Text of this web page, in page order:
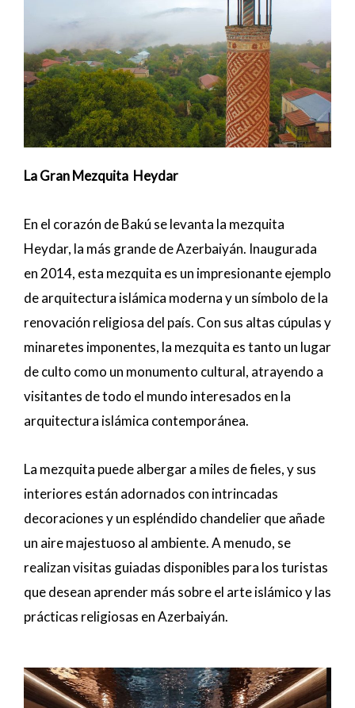
La Gran Mezquita Heydar
En el corazón de Bakú se levanta la mezquita
Heydar, la más grande de Azerbaiyán. Inaugurada
en 2014, esta mezquita es un impresionante ejemplo
de arquitectura islámica moderna y un símbolo de la
renovación religiosa del país. Con sus altas cúpulas y
minaretes imponentes, la mezquita es tanto un lugar
de culto como un monumento cultural, atrayendo a
visitantes de todo el mundo interesados en la
arquitectura islámica contemporánea.
La mezquita puede albergar a miles de fieles, y sus
interiores están adornados con intrincadas
decoraciones y un espléndido chandelier que añade
un aire majestuoso al ambiente. A menudo, se
realizan visitas guiadas disponibles para los turistas
que desean aprender más sobre el arte islámico y las
prácticas religiosas en Azerbaiyán.